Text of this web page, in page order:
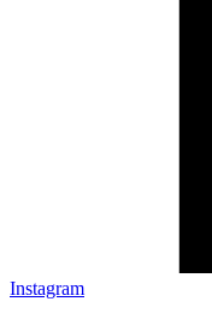
Instagram